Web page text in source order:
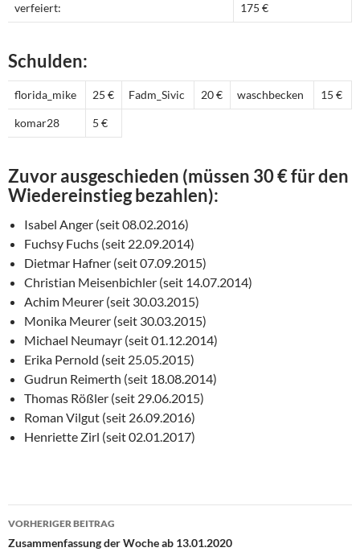
verfeiert: 175 €
Schulden:
florida_mike 25 € Fadm_Sivic 20 € waschbecken 15 €
komar28 5 €
Zuvor ausgeschieden (müssen 30 € für den
Wiedereinstieg bezahlen):
Isabel Anger (seit 08.02.2016)
Fuchsy Fuchs (seit 22.09.2014)
Dietmar Hafner (seit 07.09.2015)
Christian Meisenbichler (seit 14.07.2014)
Achim Meurer (seit 30.03.2015)
Monika Meurer (seit 30.03.2015)
Michael Neumayr (seit 01.12.2014)
Erika Pernold (seit 25.05.2015)
Gudrun Reimerth (seit 18.08.2014)
Thomas Rößler (seit 29.06.2015)
Roman Vilgut (seit 26.09.2016)
Henriette Zirl (seit 02.01.2017)
Beitragsnavigation
VORHERIGER BEITRAG
Zusammenfassung der Woche ab 13.01.2020